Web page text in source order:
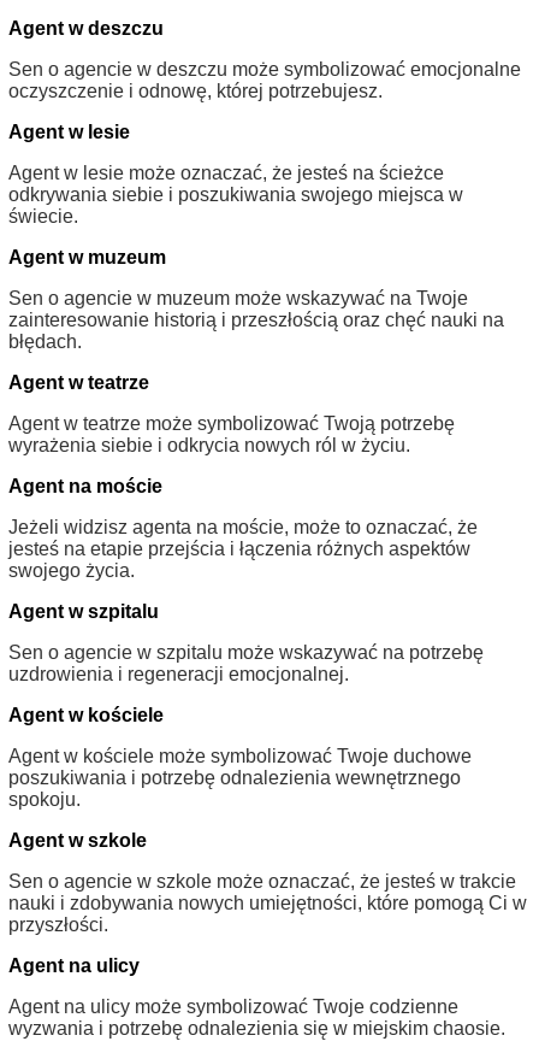
Agent w deszczu
Sen o agencie w deszczu może symbolizować emocjonalne
oczyszczenie i odnowę, której potrzebujesz.
Agent w lesie
Agent w lesie może oznaczać, że jesteś na ścieżce
odkrywania siebie i poszukiwania swojego miejsca w
świecie.
Agent w muzeum
Sen o agencie w muzeum może wskazywać na Twoje
zainteresowanie historią i przeszłością oraz chęć nauki na
błędach.
Agent w teatrze
Agent w teatrze może symbolizować Twoją potrzebę
wyrażenia siebie i odkrycia nowych ról w życiu.
Agent na moście
Jeżeli widzisz agenta na moście, może to oznaczać, że
jesteś na etapie przejścia i łączenia różnych aspektów
swojego życia.
Agent w szpitalu
Sen o agencie w szpitalu może wskazywać na potrzebę
uzdrowienia i regeneracji emocjonalnej.
Agent w kościele
Agent w kościele może symbolizować Twoje duchowe
poszukiwania i potrzebę odnalezienia wewnętrznego
spokoju.
Agent w szkole
Sen o agencie w szkole może oznaczać, że jesteś w trakcie
nauki i zdobywania nowych umiejętności, które pomogą Ci w
przyszłości.
Agent na ulicy
Agent na ulicy może symbolizować Twoje codzienne
wyzwania i potrzebę odnalezienia się w miejskim chaosie.